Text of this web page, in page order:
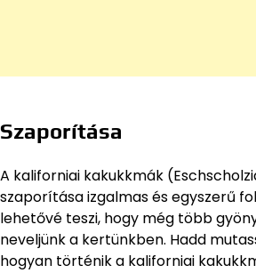
Szaporítása
A kaliforniai kakukkmák
szaporítása izgalmas és egyszerű
lehetővé teszi, hogy még több
neveljünk a kertünkben. Hadd
hogyan történik a kaliforniai